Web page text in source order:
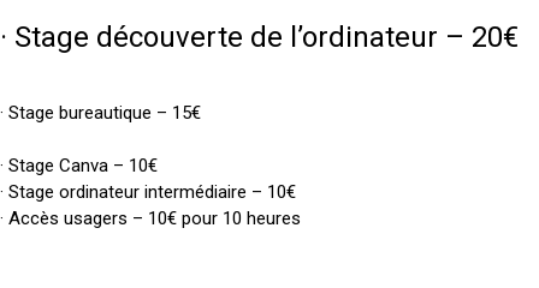
· Stage découverte de l’ordinateur – 20€
· Stage bureautique – 15€
· Stage Canva – 10€
· Stage ordinateur intermédiaire – 10€
· Accès usagers – 10€ pour 10 heures